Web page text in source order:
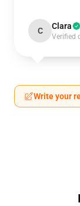
C Clara
Verified
Write your